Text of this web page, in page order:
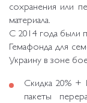
сохранения или
материала.
С 2014 года были
Гемафонда для
Украину в зоне
Скидка 20% +
пакеты